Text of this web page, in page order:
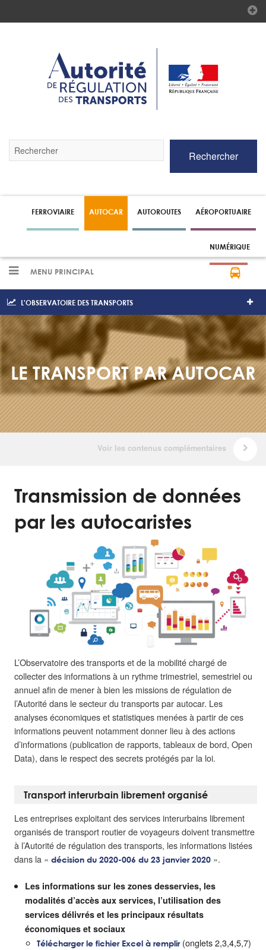
par
pour
recherche
Rechercher
FERROVIAIRE AUTOCAR AUTOROUTES AÉROPORTUAIRE
NUMÉRIQUE
MENU PRINCIPAL
L'OBSERVATOIRE DES TRANSPORTS
LE TRANSPORT PAR AUTOCAR
Transmission de données
par les autocaristes
L’Observatoire des transports et de la mobilité chargé de
collecter des informations à un rythme trimestriel, semestriel ou
annuel afin de mener à bien les missions de régulation de
l’Autorité dans le secteur du transports par autocar. Les
analyses économiques et statistiques menées à partir de ces
informations peuvent notamment donner lieu à des actions
d’informations (publication de rapports, tableaux de bord, Open
Data), dans le respect des secrets protégés par la loi.
Transport interurbain librement organisé
Les entreprises exploitant des services interurbains librement
organisés de transport routier de voyageurs doivent transmettre
à l’Autorité de régulation des transports, les informations listées
dans la « décision du 2020-006 du 23 janvier 2020 ».
Les informations sur les zones desservies, les
modalités d’accès aux services, l’utilisation des
services délivrés et les principaux résultats
économiques et sociaux
Télécharger le fichier Excel à remplir(onglets 2,3,4,5,7)